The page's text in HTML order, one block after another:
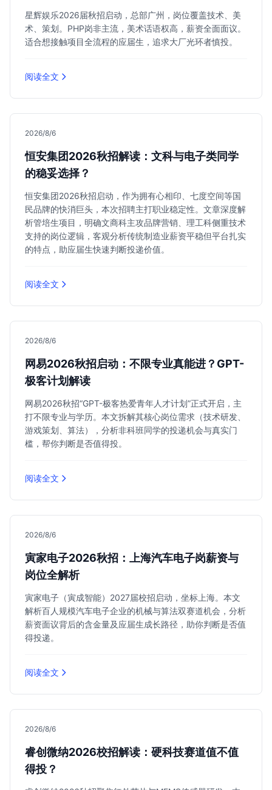
星辉娱乐2026届秋招启动，总部广州，岗位覆盖技术、美
术、策划。PHP岗非主流，美术话语权高，薪资全面面议。
适合想接触项目全流程的应届生，追求大厂光环者慎投。
阅读全文
2026/8/6
恒安集团2026秋招解读：文科与电子类同学
的稳妥选择？
恒安集团2026秋招启动，作为拥有心相印、七度空间等国
民品牌的快消巨头，本次招聘主打职业稳定性。文章深度解
析管培生项目，明确文商科主攻品牌营销、理工科侧重技术
支持的岗位逻辑，客观分析传统制造业薪资平稳但平台扎实
的特点，助应届生快速判断投递价值。
阅读全文
2026/8/6
网易2026秋招启动：不限专业真能进？GPT-
极客计划解读
网易2026秋招“GPT-极客热爱青年人才计划”正式开启，主
打不限专业与学历。本文拆解其核心岗位需求（技术研发、
游戏策划、算法），分析非科班同学的投递机会与真实门
槛，帮你判断是否值得投。
阅读全文
2026/8/6
寅家电子2026秋招：上海汽车电子岗薪资与
岗位全解析
寅家电子（寅成智能）2027届校招启动，坐标上海。本文
解析百人规模汽车电子企业的机械与算法双赛道机会，分析
薪资面议背后的含金量及应届生成长路径，助你判断是否值
得投递。
阅读全文
2026/8/6
睿创微纳2026校招解读：硬科技赛道值不值
得投？